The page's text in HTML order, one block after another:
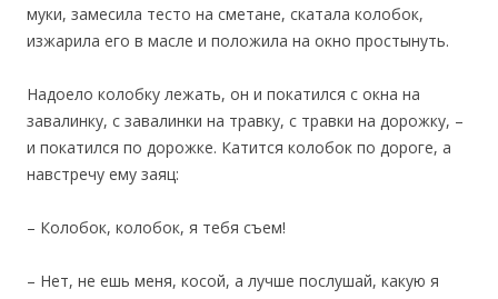
муки, замесила тесто на сметане, скатала колобок,
изжарила его в масле и положила на окно простынуть.
Надоело колобку лежать, он и покатился с окна на
завалинку, с завалинки на травку, с травки на дорожку, –
и покатился по дорожке. Катится колобок по дороге, а
навстречу ему заяц:
– Колобок, колобок, я тебя съем!
– Нет, не ешь меня, косой, а лучше послушай, какую я